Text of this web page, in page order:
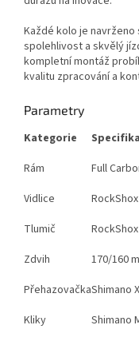
Každé kolo je navrženo
spolehlivost a skvělý
kompletní montáž
kvalitu zpracování a
Parametry
Kategorie
Rám
Full
Vidlice
Tlumič
Zdvih
170/160
PřehazovačkaShimano
Kliky
Shimano